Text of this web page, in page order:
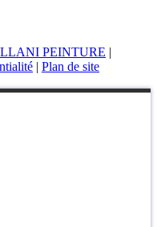
PEINTURE |
| Plan de site